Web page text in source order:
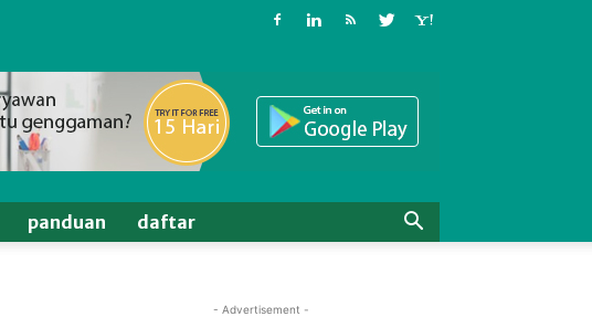
panduan daftar
- Advertisement -